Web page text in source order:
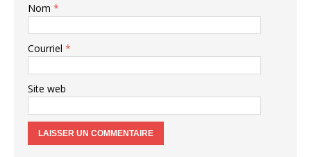
Nom *
Courriel *
Site web